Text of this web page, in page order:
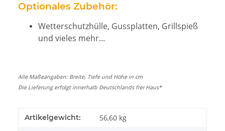
Optionales Zubehör:
Wetterschutzhülle, Gussplatten, Grillspieß
und vieles mehr...
Alle Maßeangaben: Breite, Tiefe und Höhe in cm
Die Lieferung erfolgt innerhalb Deutschlands frei Haus*
Artikelgewicht: 56,60 kg